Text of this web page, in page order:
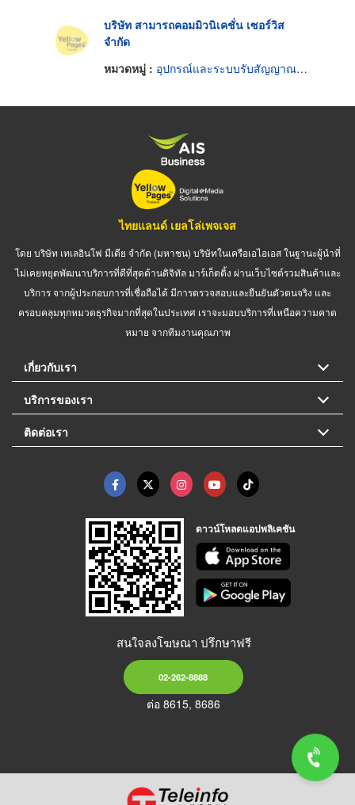
บริษัท สามารถคอมมิวนิเคชั่น เซอร์วิส
จำกัด
หมวดหมู่ : อุปกรณ์และระบบรับสัญญาณดาวเทียม
ไทยแลนด์ เยลโล่เพจเจส
โดย บริษัท เทเลอินโฟ มีเดีย จำกัด (มหาชน) บริษัทในเครือเอไอเอส ในฐานะผู้นำที่
ไม่เคยหยุดพัฒนาบริการที่ดีที่สุดด้านดิจิทัล มาร์เก็ตติ้ง ผ่านเว็บไซต์รวมสินค้าและ
บริการ จากผู้ประกอบการที่เชื่อถือได้ มีการตรวจสอบและยืนยันตัวตนจริง และ
ครอบคลุมทุกหมวดธุรกิจมากที่สุดในประเทศ เราจะมอบบริการที่เหนือความคาด
หมาย จากทีมงานคุณภาพ
เกี่ยวกับเรา
บริการของเรา
ติดต่อเรา
ดาวน์โหลดแอปพลิเคชัน
สนใจลงโฆษณา ปรึกษาฟรี
02-262-8888
ต่อ 8615, 8686